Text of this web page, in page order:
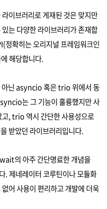
이브러리로 게재된 것은 맞지만
는 다양한 라이브러리가 존재합
(정확히는 오리지널 프레임워크인
해당합니다.
닌 asyncio 혹은 trio 위에서 동
는 그 기능이 훌륭했지만 사
고, trio 역시 간단한 사용성으로
받았던 라이브러리입니다.
의 아주 간단명료한 개념을
제네레이터 코루틴이나 모듈화
어 사용이 편리하고 개발에 더욱